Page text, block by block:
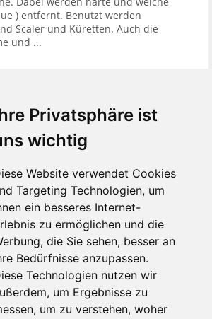
Privatsphäre ist
wichtig
Website verwendet Cookies
Targeting Technologien, um
ein besseres Internet-
zu ermöglichen und die
die Sie sehen, besser an
Bedürfnisse anzupassen.
Technologien nutzen wir
um Ergebnisse zu
um zu verstehen, woher
) entfernt. Benutzt werden
Scaler und Küretten. Auch die
und ...
MEHR SEIN?
ein junger Züricher im Jahr 2016
Das Besondere war: Bei der Hälfte der
als gepflegter, Erfolg ausstrahlender
und ausgestattet mit Accessoires, wie
die Status symbolisierten. Den